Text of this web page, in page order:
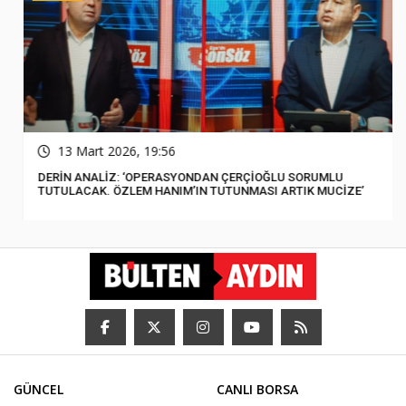
13 Mart 2026, 19:56
DERİN ANALİZ: ‘OPERASYONDAN ÇERÇİOĞLU SORUMLU
TUTULACAK. ÖZLEM HANIM’IN TUTUNMASI ARTIK MUCİZE’
GÜNCEL CANLI BORSA